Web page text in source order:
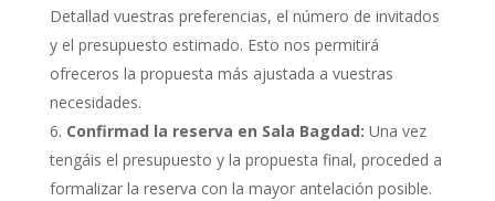
Detallad vuestras preferencias, el número de invitados
y el presupuesto estimado. Esto nos permitirá
ofreceros la propuesta más ajustada a vuestras
necesidades.
Confirmad la reserva en Sala Bagdad: Una vez
tengáis el presupuesto y la propuesta final, proceded a
formalizar la reserva con la mayor antelación posible.